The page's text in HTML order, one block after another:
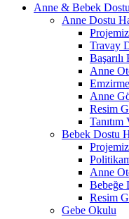
Anne & Bebek Dostu
Anne Dostu
Projemiz
Travay
Anne
Anne
Resim
Tanıtım
Bebek Dostu
Projemiz
Anne
Bebeğe
Resim
Gebe Okulu